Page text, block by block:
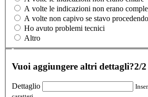
A volte le indicazioni non erano
A volte non capivo se stavo
Ho avuto problemi tecnici
Altro
Vuoi aggiungere altri dettagli?2/2
Dettaglio